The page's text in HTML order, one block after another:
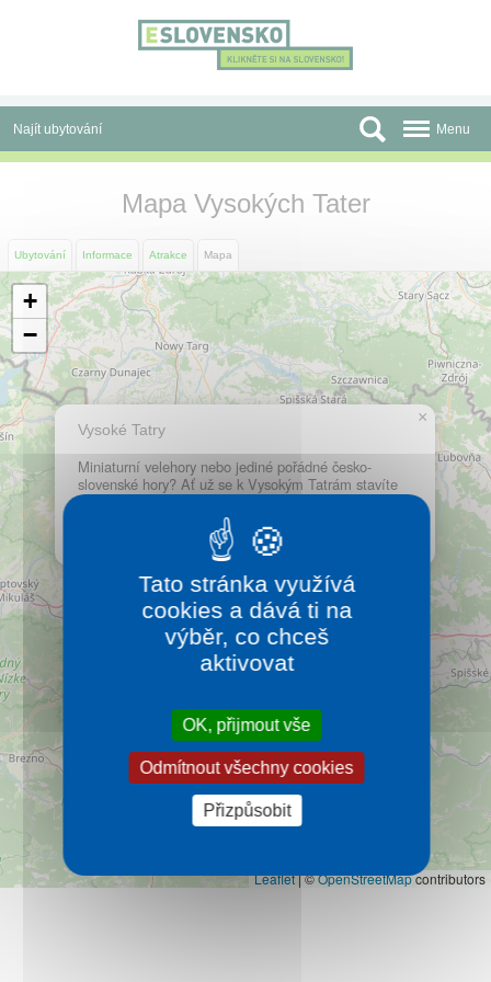
Najít ubytování
Autobusové zájezdy
Skupiny a konference
Před cestou
Atrakce
O nás
Kontakt
Menu
Mapa Vysokých Tater
Ubytování Informace Atrakce Mapa
Vysoké Tatry
Miniaturní velehory nebo jediné pořádné česko-
slovenské hory? Ať už se k Vysokým Tatrám stavíte
jakkoliv, jejich jedinečnou pozici mezi
středoeveropskými horami to nijak nemění.
×
+
−
Leaflet|©OpenStreetMapcontributors
Tato stránka využívá
cookies a dává ti na
výběr, co chceš
aktivovat
OK, přijmout vše
Odmítnout všechny cookies
Přizpůsobit